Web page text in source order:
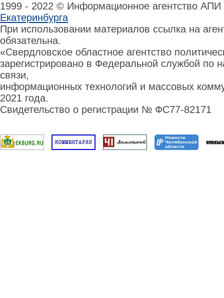
1999 - 2022 © Информационное агентство
Екатеринбурга
При использовании материалов ссылка на
обязательна.
«Свердловское областное агентство
зарегистрировано в Федеральной службой по
связи,
информационных технологий и массовых
2021 года.
Свидетельство о регистрации № ФС77-82171